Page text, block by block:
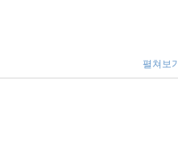
펼쳐보기